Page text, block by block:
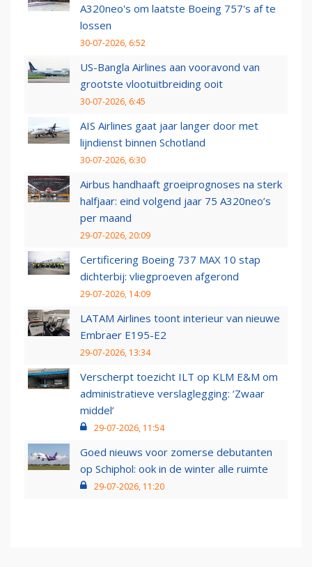
A320neo's om laatste Boeing 757's af te
lossen
30-07-2026, 6:52
US-Bangla Airlines aan vooravond van
grootste vlootuitbreiding ooit
30-07-2026, 6:45
AIS Airlines gaat jaar langer door met
lijndienst binnen Schotland
30-07-2026, 6:30
Airbus handhaaft groeiprognoses na sterk
halfjaar: eind volgend jaar 75 A320neo’s
per maand
29-07-2026, 20:09
Certificering Boeing 737 MAX 10 stap
dichterbij: vliegproeven afgerond
29-07-2026, 14:09
LATAM Airlines toont interieur van nieuwe
Embraer E195-E2
29-07-2026, 13:34
Verscherpt toezicht ILT op KLM E&M om
administratieve verslaglegging: ‘Zwaar
middel’
29-07-2026, 11:54
Goed nieuws voor zomerse debutanten
op Schiphol: ook in de winter alle ruimte
29-07-2026, 11:20